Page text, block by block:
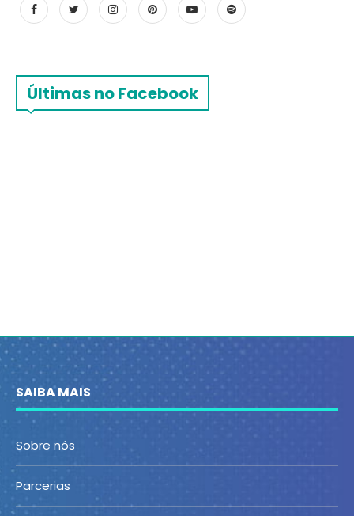
Últimas no Facebook
SAIBA MAIS
Sobre nós
Parcerias